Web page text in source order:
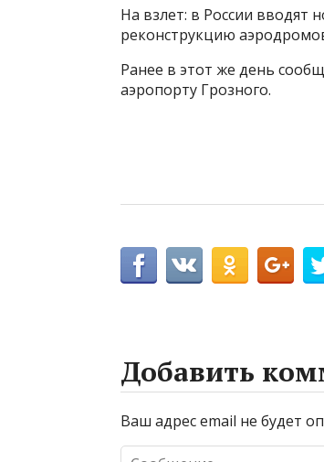
На взлет: в России вводят
реконструкцию
Ранее в этот же день
аэропорту Грозного.
Добавить
Ваш адрес email не будет